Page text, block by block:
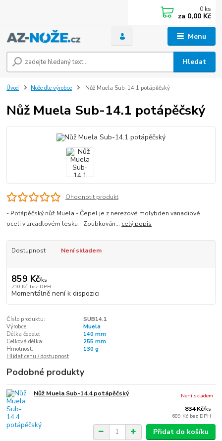
Menu
Hledat
0 ks
za 0,00 Kč
Úvod Nože dle výrobce Nůž Muela Sub-14.1 potápěčský
Nůž Muela Sub-14.1 potápěčský
Ohodnotit produkt
- Potápěčský nůž Muela - Čepel je z nerezové molybden vanadiové
oceli v zrcadlovém lesku - Zoubkován... celý popis
Dostupnost Není skladem
859 Kč/ks
710 Kč bez DPH
Momentálně není k dispozici
Číslo produktu:
SUB14.1
Výrobce:
Muela
Délka čepele:
140 mm
Celková délka:
255 mm
Hmotnost:
130 g
Hlídat cenu / dostupnost
Podobné produkty
Nůž Muela Sub-14.4 potápěčský
834 Kč/ks
689 Kč bez DPH
Není skladem
Přidat do košíku